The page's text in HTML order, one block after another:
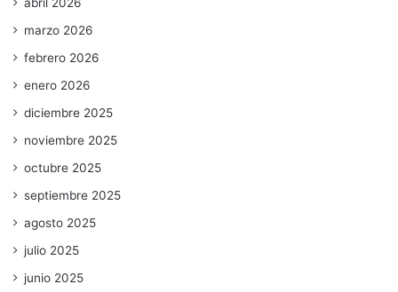
marzo 2026
febrero 2026
enero 2026
diciembre 2025
noviembre 2025
octubre 2025
septiembre 2025
agosto 2025
julio 2025
junio 2025